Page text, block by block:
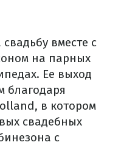
вместе с
на парных
Ее выход
благодаря
в котором
свадебных
с